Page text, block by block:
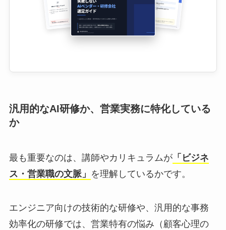
汎用的なAI研修か、営業実務に特化している
か
最も重要なのは、講師やカリキュラムが「ビジネ
ス・営業職の文脈」 を理解しているかです。
エンジニア向けの技術的な研修や、汎用的な事務
効率化の研修では、営業特有の悩み（顧客心理の